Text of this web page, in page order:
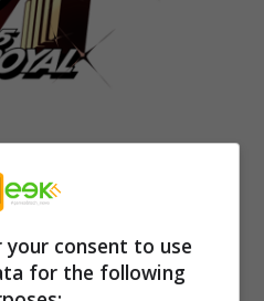
(console e PC)
fisica (solo console)
console)
Persona 5 Royal
consent to use
for the following